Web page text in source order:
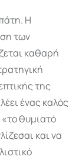
Η
των
καθαρή
της
ένας καλός
θυμιατό
και να